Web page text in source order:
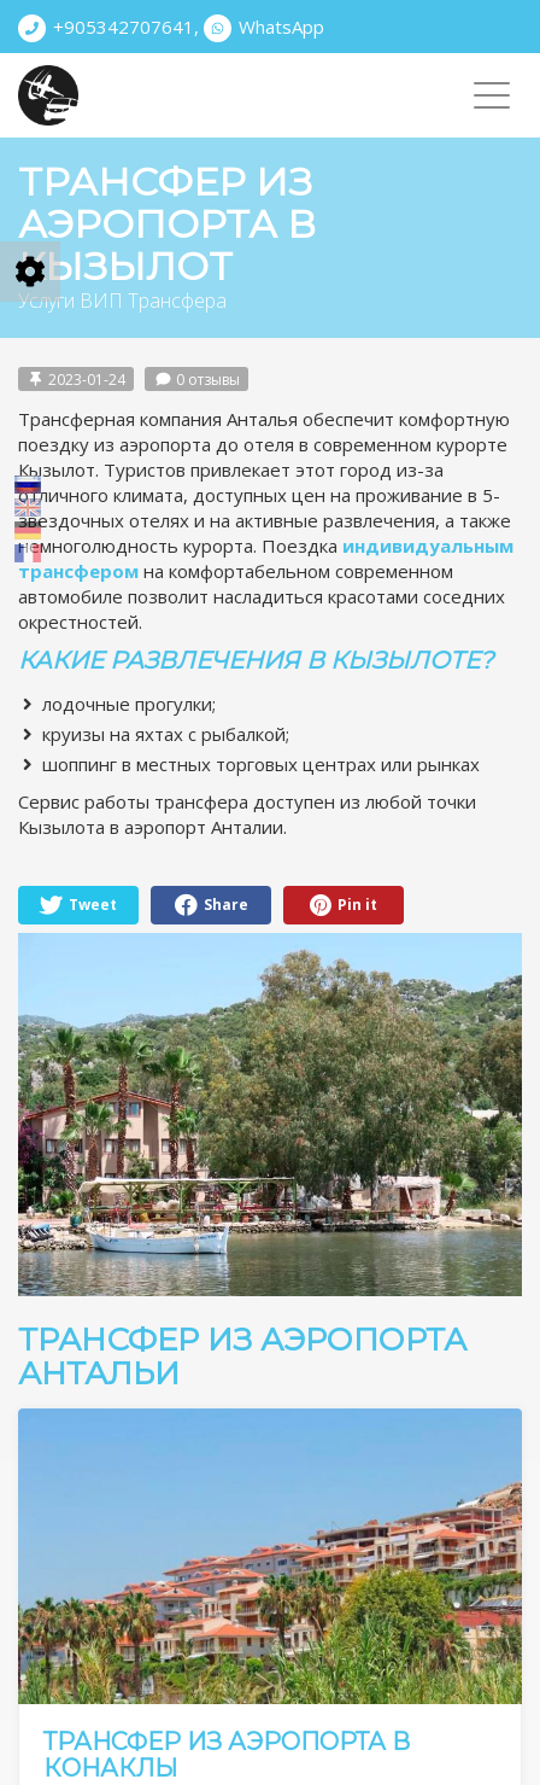
+905342707641 , WhatsApp
ТРАНСФЕР ИЗ
АЭРОПОРТА В
КЫЗЫЛОТ
Услуги ВИП Трансфера
2023-01-24 0 отзывы
Трансферная компания Анталья обеспечит комфортную
поездку из аэропорта до отеля в современном курорте
Кызылот. Туристов привлекает этот город из-за
отличного климата, доступных цен на проживание в 5-
звездочных отелях и на активные развлечения, а также
немноголюдность курорта. Поездка индивидуальным
трансфером на комфортабельном современном
автомобиле позволит насладиться красотами соседних
окрестностей.
КАКИЕ РАЗВЛЕЧЕНИЯ В КЫЗЫЛОТЕ?
лодочные прогулки;
круизы на яхтах с рыбалкой;
шоппинг в местных торговых центрах или рынках
Сервис работы трансфера доступен из любой точки
Кызылота в аэропорт Анталии.
Tweet Share Pin it
ТРАНСФЕР ИЗ АЭРОПОРТА
АНТАЛЬИ
ТРАНСФЕР ИЗ АЭРОПОРТА В
КОНАКЛЫ